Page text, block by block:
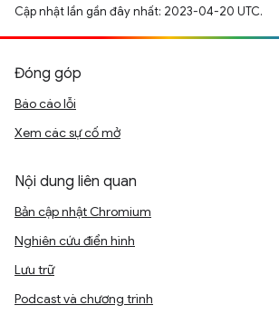
Cập nhật lần gần đây nhất: 2023-04-20 UTC.
Đóng góp
Báo cáo lỗi
Xem các sự cố mở
Nội dung liên quan
Bản cập nhật Chromium
Nghiên cứu điển hình
Lưu trữ
Podcast và chương trình